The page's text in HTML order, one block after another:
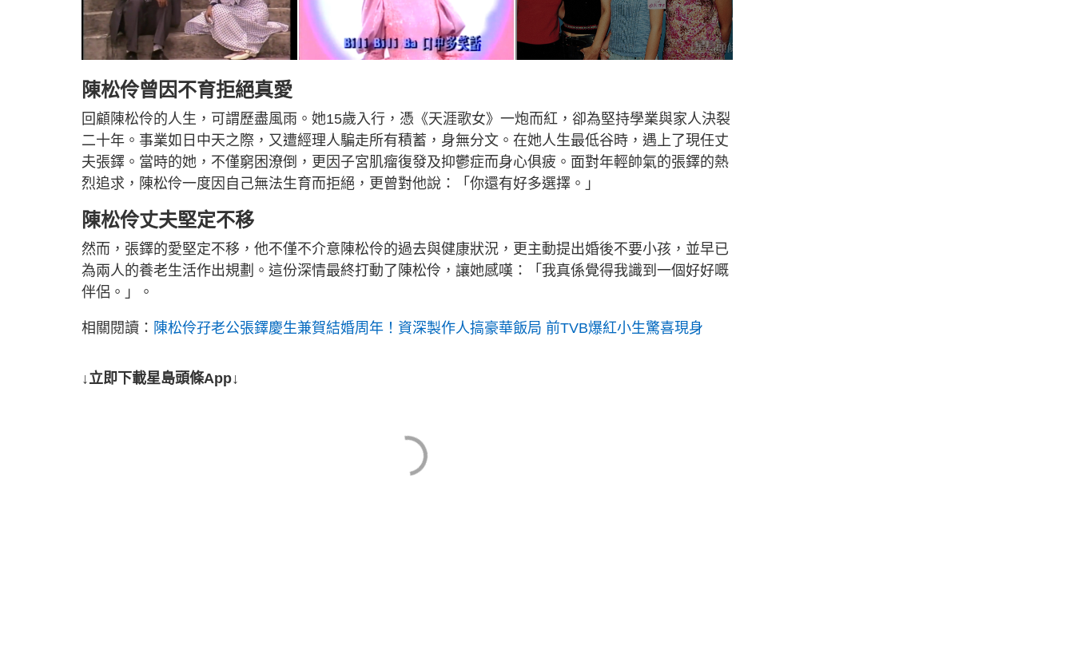
陳松伶曾因不育拒絕真愛
回顧陳松伶的人生，可謂歷盡風雨。她15歲入行，憑《天涯歌女》一炮而紅，卻為堅持學業與家人決裂
二十年。事業如日中天之際，又遭經理人騙走所有積蓄，身無分文。在她人生最低谷時，遇上了現任丈
夫張鐸。當時的她，不僅窮困潦倒，更因子宮肌瘤復發及抑鬱症而身心俱疲。面對年輕帥氣的張鐸的熱
烈追求，陳松伶一度因自己無法生育而拒絕，更曾對他說：「你還有好多選擇。」
陳松伶丈夫堅定不移
然而，張鐸的愛堅定不移，他不僅不介意陳松伶的過去與健康狀況，更主動提出婚後不要小孩，並早已
為兩人的養老生活作出規劃。這份深情最終打動了陳松伶，讓她感嘆：「我真係覺得我識到一個好好嘅
伴侶。」。
相關閱讀： 陳松伶孖老公張鐸慶生兼賀結婚周年！資深製作人搞豪華飯局 前TVB爆紅小生驚喜現身
↓立即下載星島頭條App↓